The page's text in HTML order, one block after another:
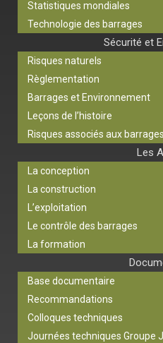
Statistiques mondiales
Technologie des barrages
Sécurité et
Risques naturels
Règlementation
Barrages et Environnement
Leçons de l’histoire
Risques associés aux barrages
Les
La conception
La construction
L’exploitation
Le contrôle des barrages
La formation
Base documentaire
Recommandations
Colloques techniques
Journées techniques Groupe